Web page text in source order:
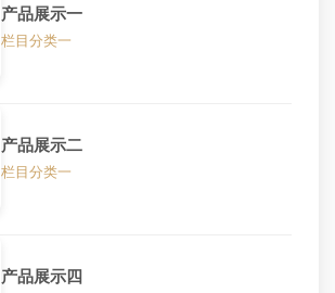
产品展示一
栏目分类一
产品展示二
栏目分类一
产品展示四